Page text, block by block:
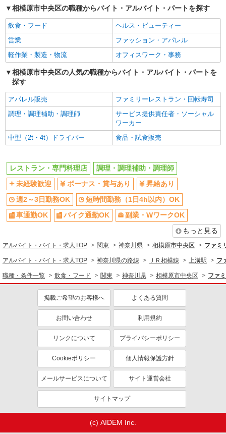
アルバイト パート
コンパスグループ・ジャパン株式会社 66112_p
調理補助【アルバイト・パート】
時給1,300円以上 試用期間中 時給1,300円以上
(試用期間2ヶ月) 残業が発生した場合、残業代を1
分単位で別途支給します。
上溝ジョイフルホームそよ風 （神奈川県相模
原市中央区上溝5-14-28）
詳細を見る
アルバイト パート
コンパスグループ・ジャパン株式会社 66112_p
調理員【アルバイト・パート】
(試用期間2ヶ月) 残業が発生した場合、残業代を1
分単位で別途支給します。
上溝ジョイフルホームそよ風 （神奈川県相模
原市中央区上溝5-14-28）
キープ 詳細を見る
時給1,600円以上 試用期間中 時給1,600円以上
(試用期間2ヶ月) 残業が発生した場合、残業代を1
分単位で別途支給します。
相和会 老健青葉の郷 （神奈川県相模原市中
央区青葉3-36-1）
キープ 詳細を見る
パート
SOMPOケア ラヴィーレ 上溝
調理・食器洗浄・発注
時給1290円〜1440円 ※経験等による ★早朝時
給（5:00〜8:00）時給＋100円 ★希望収入があり
ましたら、ご相談いただければ希望条件に合うか
の確認もいたします。 ★時間外手当別途支給 ★上
記金額は働きがい向上手当を含みます。 ★働きが
い向上手当※26年6月改定（地域により異なる）
神奈川県相模原市中央区上溝4628-1
未経験歓迎
ボーナス・賞与あり
昇給あり
週2～3日勤務OK
短時間勤務（1日4h以内）OK
車通勤OK
バイク通勤OK
副業・WワークOK
交通費支給
社会保険あり
まかない・食事補助
社員登用あり
同じ職種から求人を探す
飲食・フード
調理・調理補助・調理師
同じ特徴から求人を探す
未経験歓迎
ボーナス・賞与あり
週2～3日勤務OK
短時間勤務（1日4h以内）OK
車通勤OK
副業・WワークOK
交通費支給
社会保険あり
まかない・食事補助
社員登用あり
相模原市中央区の職種からバイト・アルバイト・パートを探す
飲食・フード
ヘルス・ビューティー
営業
ファッション・アパレル
軽作業・製造・物流
オフィスワーク・事務
相模原市中央区の人気の職種からバイト・アルバイト・パートを
探す
アパレル販売
ファミリーレストラン・回転寿司
調理・調理補助・調理師
サービス提供責任者・ソーシャル
ワーカー
中型（2t・4t）ドライバー
食品・試食販売
レストラン・専門料理店
調理・調理補助・調理師
未経験歓迎
ボーナス・賞与あり
昇給あり
週2～3日勤務OK
短時間勤務（1日4h以内）OK
車通勤OK
バイク通勤OK
副業・WワークOK
もっと見る
アルバイト・バイト・求人TOP 関東 神奈川県 相模原市中央区 ファミ
アルバイト・バイト・求人TOP 神奈川県の路線 ＪＲ相模線 上溝駅 フ
職種・条件一覧 飲食・フード 関東 神奈川県 相模原市中央区 ファ
掲載ご希望のお客様へ よくある質問
お問い合わせ 利用規約
リンクについて プライバシーポリシー
Cookieポリシー 個人情報保護方針
メールサービスについて サイト運営会社
サイトマップ
(c) AIDEM Inc.